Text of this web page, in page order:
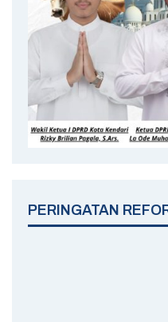
PERINGATAN